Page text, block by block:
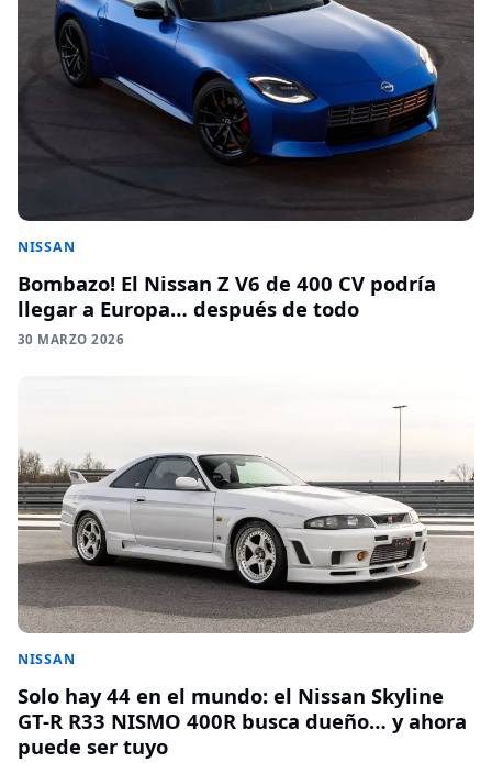
NISSAN
Bombazo! El Nissan Z V6 de 400 CV podría
llegar a Europa… después de todo
30 MARZO 2026
NISSAN
Solo hay 44 en el mundo: el Nissan Skyline
GT-R R33 NISMO 400R busca dueño… y ahora
puede ser tuyo